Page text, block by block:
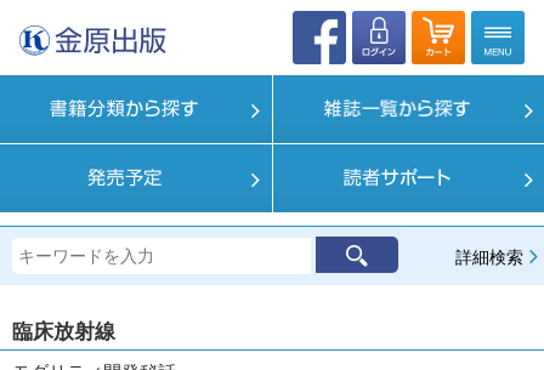
詳細検索
臨床放射線